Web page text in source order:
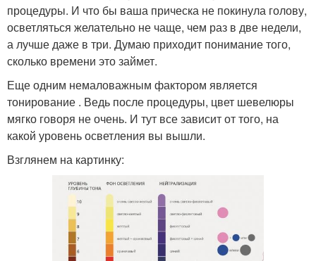
процедуры. И что бы ваша прическа не покинула голову,
осветляться желательно не чаще, чем раз в две недели,
а лучше даже в три. Думаю приходит понимание того,
сколько времени это займет.
Еще одним немаловажным фактором является
тонирование . Ведь после процедуры, цвет шевелюры
мягко говоря не очень. И тут все зависит от того, на
какой уровень осветления вы вышли.
Взглянем на картинку: